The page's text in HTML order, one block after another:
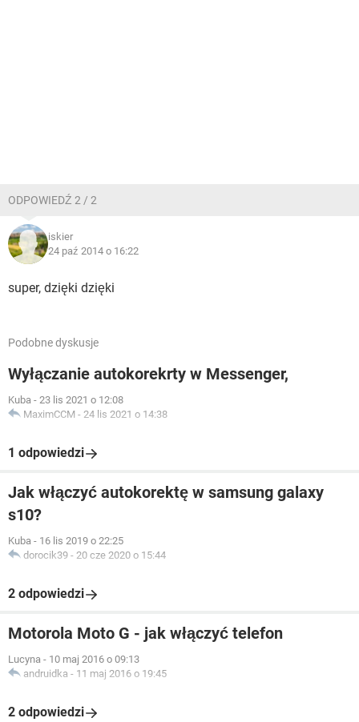
ODPOWIEDŹ 2 / 2
iskier
24 paź 2014 o 16:22
super, dzięki dzięki
Podobne dyskusje
Wyłączanie autokorekrty w Messenger,
Kuba - 23 lis 2021 o 12:08
MaximCCM - 24 lis 2021 o 14:38
1 odpowiedzi
Jak włączyć autokorektę w samsung galaxy
s10?
Kuba - 16 lis 2019 o 22:25
dorocik39 - 20 cze 2020 o 15:44
2 odpowiedzi
Motorola Moto G - jak włączyć telefon
Lucyna - 10 maj 2016 o 09:13
andruidka - 11 maj 2016 o 19:45
2 odpowiedzi